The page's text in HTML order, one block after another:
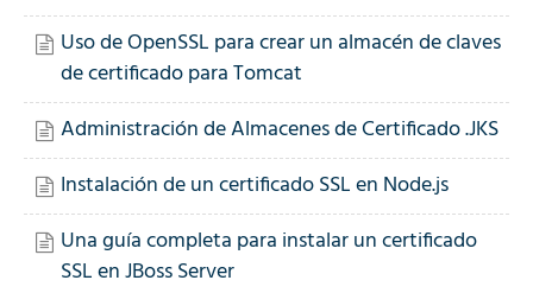
Uso de OpenSSL para crear un almacén de claves
de certificado para Tomcat
Administración de Almacenes de Certificado .JKS
Instalación de un certificado SSL en Node.js
Una guía completa para instalar un certificado
SSL en JBoss Server